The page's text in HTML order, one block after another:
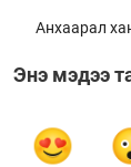
Анхаарал
Энэ мэдээ